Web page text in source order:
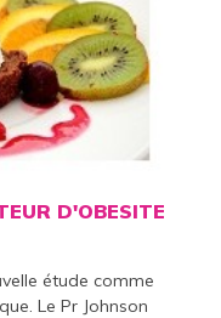
D'OBESITE
étude comme
Le Pr Johnson